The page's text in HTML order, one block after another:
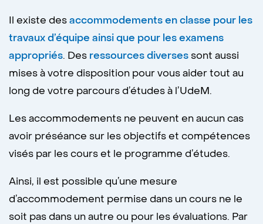
Il existe desaccommodements en classe pour les
travaux d’équipe ainsi que pour les examens
appropriés. Des ressources diverses sont aussi
mises à votre disposition pour vous aider tout au
long de votre parcours d’études à l’UdeM.
Les accommodements ne peuvent en aucun cas
avoir préséance sur les objectifs et compétences
visés par les cours et le programme d’études.
Ainsi, il est possible qu’une mesure
d’accommodement permise dans un cours ne le
soit pas dans un autre ou pour les évaluations. Par